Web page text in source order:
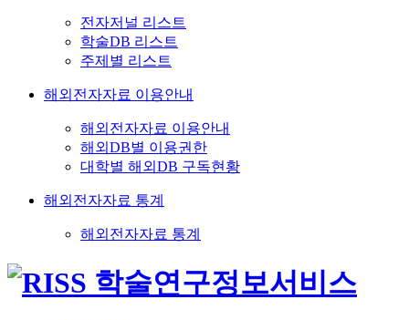
전자저널 리스트
학술DB 리스트
주제별 리스트
해외전자자료 이용안내
해외전자자료 이용안내
해외DB별 이용권한
대학별 해외DB 구독현황
해외전자자료 통계
해외전자자료 통계